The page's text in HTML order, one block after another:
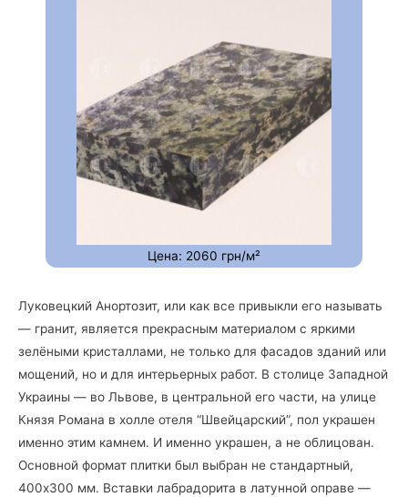
Цена: 2060 грн/м²
Луковецкий Анортозит, или как все привыкли его называть
— гранит, является прекрасным материалом с яркими
зелёными кристаллами, не только для фасадов зданий или
мощений, но и для интерьерных работ. В столице Западной
Украины — во Львове, в центральной его части, на улице
Князя Романа в холле отеля “Швейцарский”, пол украшен
именно этим камнем. И именно украшен, а не облицован.
Основной формат плитки был выбран не стандартный,
400х300 мм. Вставки лабрадорита в латунной оправе —